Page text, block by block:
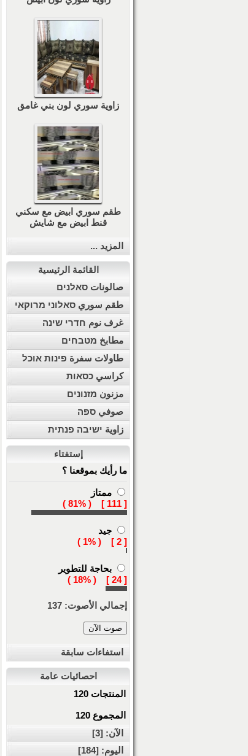
زاوية سوري لون بني غامق
طقم سوري ابيض مع سكني
قنط ابيض مع شايش
المزيد ...
القائمة الرئيسية
صالونات סאלנים
طقم سوري סאלוני מרוקאי
غرف نوم חדרי שינה
مطابخ מטבחים
طاولات سفرة פינות אוכל
كراسي כסאות
مزنون מזנונים
صوفي ספה
زاوية ישיבה פנתית
إستفتاء
ما رأيك بموقعنا ؟
ممتاز
[ 111 ] ( 81% )
جيد
[ 2 ] ( 1% )
بحاجة للتطوير
[ 24 ] ( 18% )
إجمالي الأصوت: 137
استفاءات سابقة
احصائيات عامة
المنتجات 120
المجموع 120
الآن: [3]
اليوم: [184]